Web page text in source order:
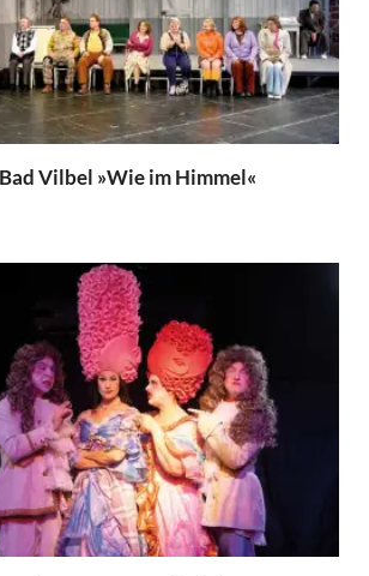
Vilbel »Wie im Himmel«